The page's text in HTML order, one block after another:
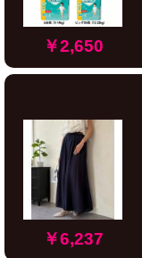
￥2,650
￥6,237